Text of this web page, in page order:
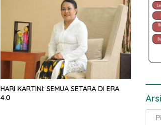
HARI KARTINI: SEMUA SETARA DI ERA
4.0
Arsip